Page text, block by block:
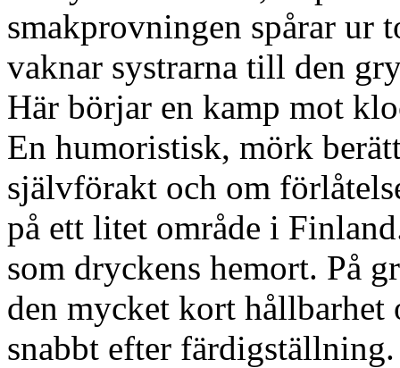
smakprovningen spårar ur
vaknar systrarna till den
Här börjar en kamp mot
En humoristisk, mörk
självförakt och om
på ett litet område i
som dryckens hemort. På
den mycket kort hållbarhet
snabbt efter färdigställning.